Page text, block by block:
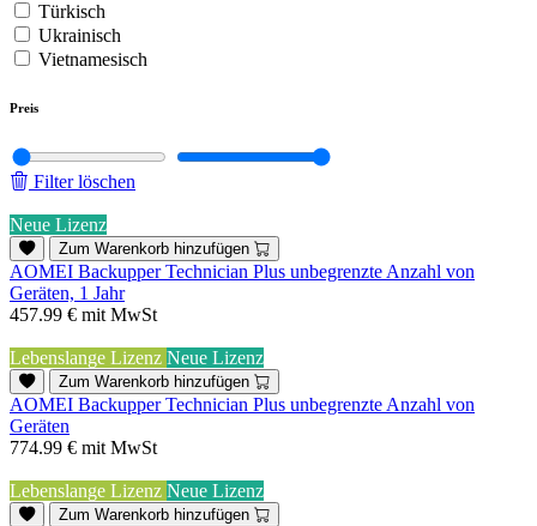
Türkisch
Ukrainisch
Vietnamesisch
Preis
Filter löschen
Neue Lizenz
Zum Warenkorb hinzufügen
AOMEI Backupper Technician Plus unbegrenzte Anzahl von
Geräten, 1 Jahr
457.99 € mit MwSt
Lebenslange Lizenz Neue Lizenz
Zum Warenkorb hinzufügen
AOMEI Backupper Technician Plus unbegrenzte Anzahl von
Geräten
774.99 € mit MwSt
Lebenslange Lizenz Neue Lizenz
Zum Warenkorb hinzufügen